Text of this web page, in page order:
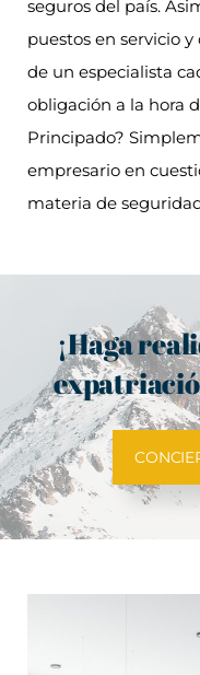
seguros del país.
puestos en servicio
de un especialista
obligación a la hora
Principado?
empresario en
materia de
¡Haga